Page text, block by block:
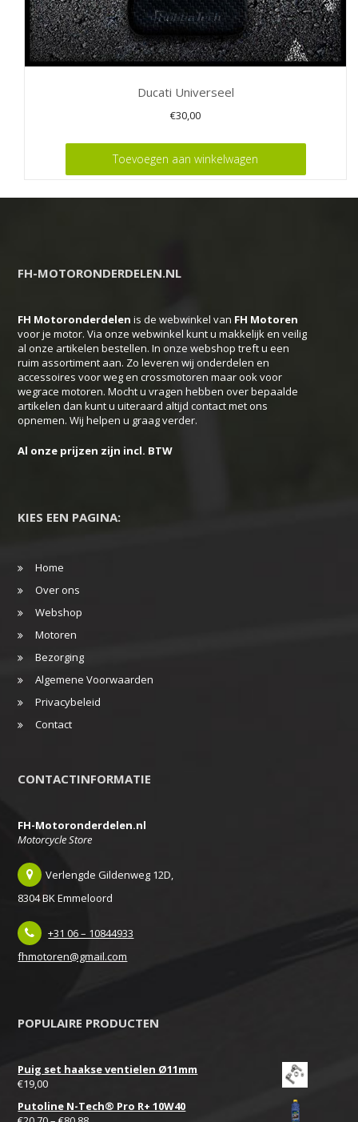
Ducati Universeel
€30,00
Toevoegen aan winkelwagen
FH-MOTORONDERDELEN.NL
FH Motoronderdelen is de webwinkel van FH Motoren
voor je motor. Via onze webwinkel kunt u makkelijk en veilig
al onze artikelen bestellen. In onze webshop treft u een
ruim assortiment aan. Zo leveren wij onderdelen en
accessoires voor weg en crossmotoren maar ook voor
wegrace motoren. Mocht u vragen hebben over bepaalde
artikelen dan kunt u uiteraard altijd contact met ons
opnemen. Wij helpen u graag verder.
Al onze prijzen zijn incl. BTW
KIES EEN PAGINA:
Home
Over ons
Webshop
Motoren
Bezorging
Algemene Voorwaarden
Privacybeleid
Contact
CONTACTINFORMATIE
FH-Motoronderdelen.nl
Motorcycle Store
Verlengde Gildenweg 12D,
8304 BK Emmeloord
+31 06 – 10844933
fhmotoren@gmail.com
POPULAIRE PRODUCTEN
Puig set haakse ventielen Ø11mm
€19,00
Putoline N-Tech® Pro R+ 10W40